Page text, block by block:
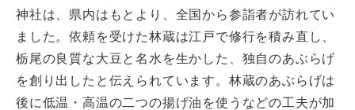
神社は、県内はもとより、全国から参詣者が訪れてい
ました。依頼を受けた林蔵は江戸で修行を積み直し、
栃尾の良質な大豆と名水を生かした、独自のあぶらげ
を創り出したと伝えられています。林蔵のあぶらげは
後に低温・高温の二つの揚げ油を使うなどの工夫が加